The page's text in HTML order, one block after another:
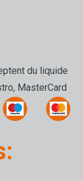
du liquide
MasterCard